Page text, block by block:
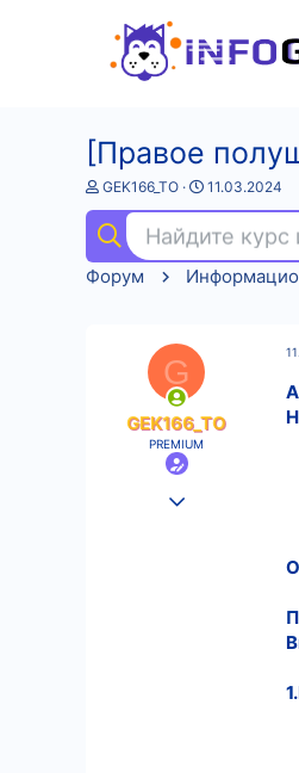
[Правое
А
т
о
р
т
GEK166_TO
Д
а
н
а
11.03.2024
Найдите
Форум
G
GEK166_TO
PREMIUM